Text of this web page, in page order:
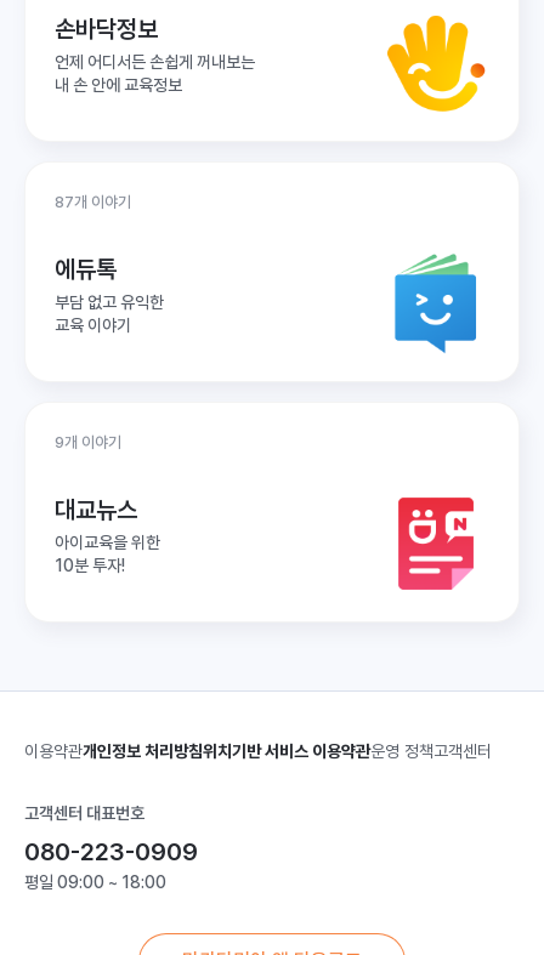
손바닥정보
언제 어디서든 손쉽게 꺼내보는
내 손 안에 교육정보
87개 이야기
에듀톡
부담 없고 유익한
교육 이야기
9개 이야기
대교뉴스
아이교육을 위한
10분 투자!
이용약관개인정보 처리방침위치기반 서비스 이용약관운영 정책고객센터
고객센터 대표번호
080-223-0909
평일 09:00 ~ 18:00